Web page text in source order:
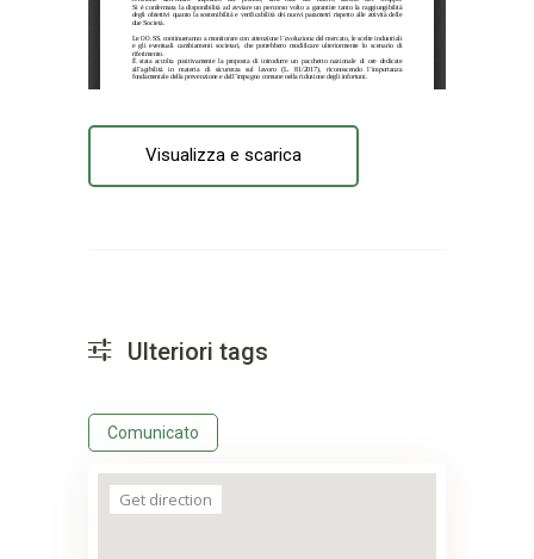
Visualizza e scarica
Ulteriori tags
Comunicato
Get direction